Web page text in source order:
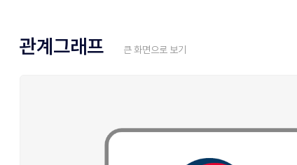
관계그래프 큰 화면으로 보기